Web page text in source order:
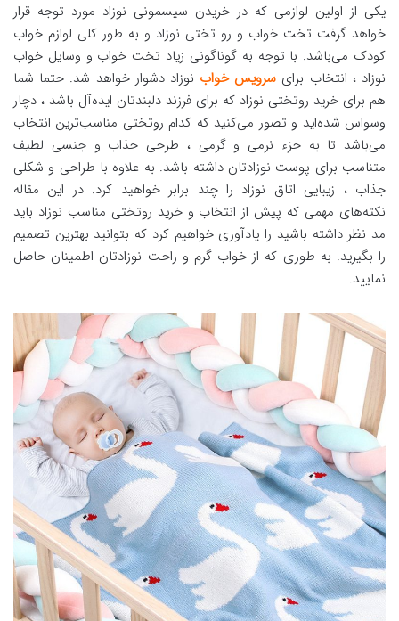
یکی از اولین لوازمی که در خریدن سیسمونی نوزاد مورد توجه قرار
خواهد گرفت تخت خواب و رو تختی نوزاد و به طور کلی لوازم خواب
کودک می‌باشد. با توجه به گوناگونی زیاد تخت خواب و وسایل خواب
نوزاد ، انتخاب برای سرویس خواب نوزاد دشوار خواهد شد. حتما شما
هم برای خرید روتختی نوزاد که برای فرزند دلبندتان ایده‌آل باشد ، دچار
وسواس شده‌اید و تصور می‌کنید که کدام روتختی مناسب‌ترین انتخاب
می‌باشد تا به جزء نرمی و گرمی ، طرحی جذاب و جنسی لطیف
متناسب برای پوست نوزادتان داشته باشد. به علاوه ‏با طراحی و شکلی
جذاب ، زیبایی اتاق نوزاد را چند برابر خواهید کرد. در این مقاله
نکته‌های مهمی که پیش از انتخاب و خرید روتختی مناسب ‏نوزاد باید
مد نظر داشته باشید را یادآوری خواهیم کرد که بتوانید بهترین تصمیم
را بگیرید. به طوری که از خواب گرم و ‏راحت نوزادتان اطمینان حاصل
نمایید.